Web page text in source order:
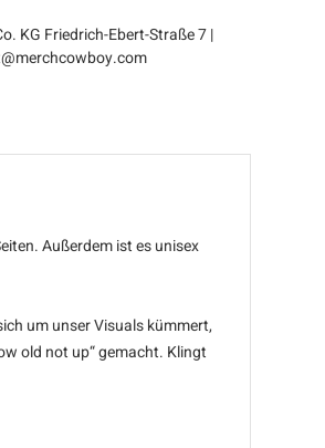
KG Friedrich-Ebert-Straße 7 |
Außerdem ist es unisex
um unser Visuals kümmert,
old not up“ gemacht. Klingt